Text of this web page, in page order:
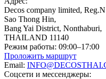
Decos company limited,
Sao Thong Hin,
Bang Yai District, Nonthaburi,
THAILAND 11140
Режим работы: 09:00–17:00
Проложить маршрут
Email:
Соцсети и мессенджеры: